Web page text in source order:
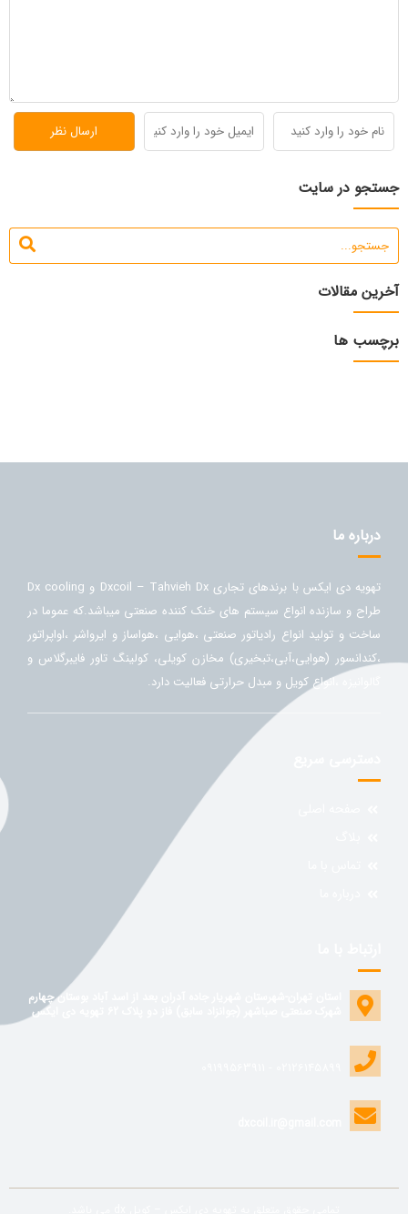
جستجو در سایت
آخرین مقالات
برچسب ها
درباره ما
تهویه دی ایکس با برندهای تجاری Dxcoil – Tahvieh Dx و Dx cooling
طراح و سازنده انواع سیستم های خنک کننده صنعتی میباشد.که عموما در
ساخت و تولید انواع رادیاتور صنعتی ،هوایی ،هواساز و ایرواشر ،اواپراتور
،کندانسور (هوایی،آبی،تبخیری) مخازن کویلی، کولینگ تاور فایبرگلاس و
گالوانیزه ،انواع کویل و مبدل حرارتی فعالیت دارد.
استان تهران-شهرستان شهریار جاده آدران بعد از اسد آباد بوستان چهارم